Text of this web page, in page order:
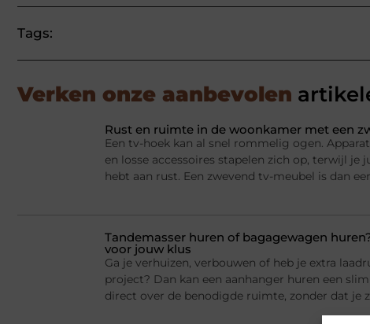
Tags:
Verken onze aanbevolen
Rust en ruimte in de woonkamer met een
Een tv-hoek kan al snel rommelig ogen.
en losse accessoires stapelen zich op, terwijl
hebt aan rust. Een zwevend tv-meubel is dan
Tandemasser huren of bagagewagen
voor jouw klus
Ga je verhuizen, verbouwen of heb je extra
project? Dan kan een aanhanger huren een
direct over de benodigde ruimte, zonder dat je